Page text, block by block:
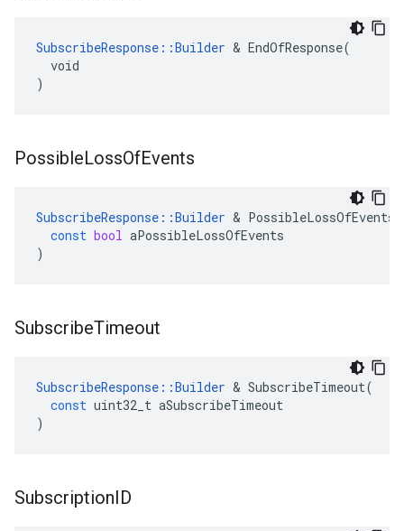
SubscribeResponse::Builder & EndOfResponse(
  void
)
PossibleLossOfEvents
SubscribeResponse ::Builder & PossibleLossOfEvents
const bool aPossibleLossOfEvents
)
SubscribeTimeout
SubscribeResponse ::Builder & SubscribeTimeout(
const uint32_t aSubscribeTimeout
)
SubscriptionID